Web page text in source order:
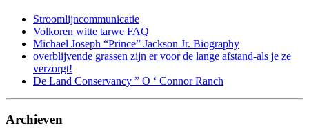
Stroomlijncommunicatie
Volkoren witte tarwe FAQ
Michael Joseph “Prince” Jackson Jr. Biography
overblijvende grassen zijn er voor de lange afstand-als je ze
verzorgt!
De Land Conservancy ” O ‘ Connor Ranch
Archieven